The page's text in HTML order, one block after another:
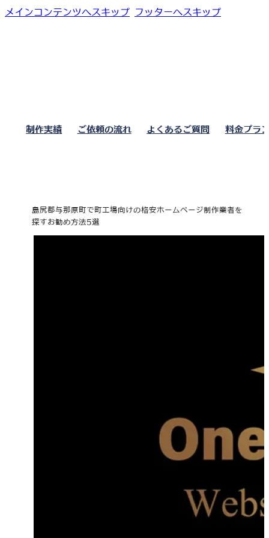
メインコンテンツへスキップ フッターへスキップ
制作実績 ご依頼の流れ よくあるご質問 料金プラ
島尻郡与那原町で町工場向けの格安ホームページ制作業者を
探すお勧め方法5選